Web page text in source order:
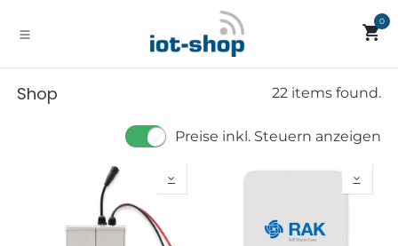
0
Shop 22 items found.
Preise inkl. Steuern anzeigen